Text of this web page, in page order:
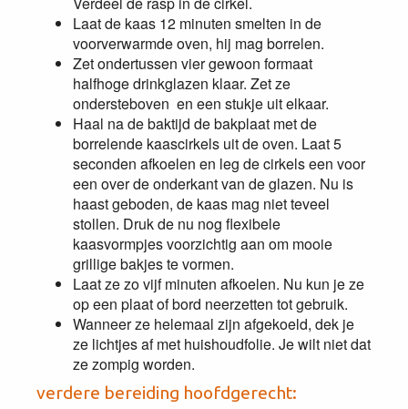
Laat de kaas 12 minuten smelten in de
voorverwarmde oven, hij mag borrelen.
Zet ondertussen vier gewoon formaat
halfhoge drinkglazen klaar. Zet ze
ondersteboven en een stukje uit elkaar.
Haal na de baktijd de bakplaat met de
borrelende kaascirkels uit de oven. Laat 5
seconden afkoelen en leg de cirkels een voor
een over de onderkant van de glazen. Nu is
haast geboden, de kaas mag niet teveel
stollen. Druk de nu nog flexibele
kaasvormpjes voorzichtig aan om mooie
grillige bakjes te vormen.
Laat ze zo vijf minuten afkoelen. Nu kun je ze
op een plaat of bord neerzetten tot gebruik.
Wanneer ze helemaal zijn afgekoeld, dek je
ze lichtjes af met huishoudfolie. Je wilt niet dat
ze zompig worden.
verdere bereiding hoofdgerecht: